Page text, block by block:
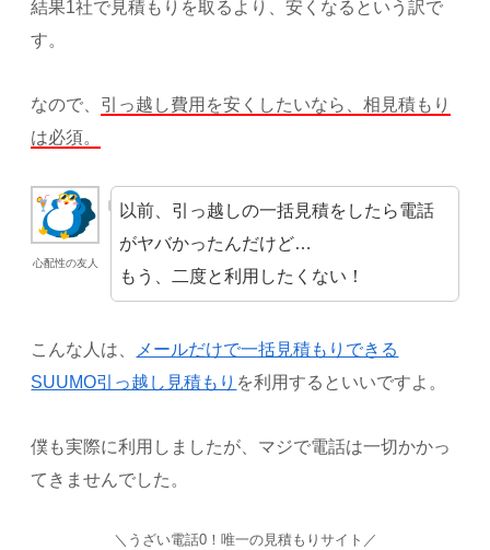
結果1社で見積もりを取るより、安くなるという訳で
す。
なので、 引っ越し費用を安くしたいなら、相見積もり
は必須。
心配性の友人
以前、引っ越しの一括見積をしたら電話
がヤバかったんだけど…
もう、二度と利用したくない！
こんな人は、
メールだけで一括見積もりできる
SUUMO引っ越し見積もり を利用するといいですよ。
僕も実際に利用しましたが、マジで電話は一切かかっ
てきませんでした。
＼うざい電話0！唯一の見積もりサイト／